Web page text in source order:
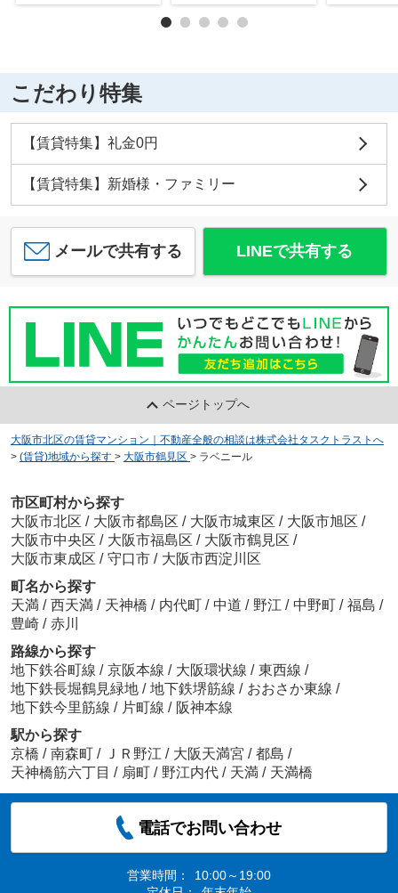
こだわり特集
【賃貸特集】礼金0円
【賃貸特集】新婚様・ファミリー
メールで共有する LINEで共有する
ページトップへ
大阪市北区の賃貸マンション｜不動産全般の相談は株式会社タスクトラストへ
> (賃貸)地域から探す > 大阪市鶴見区 > ラベニール
市区町村から探す
大阪市北区 / 大阪市都島区 / 大阪市城東区 / 大阪市旭区 /
大阪市中央区 / 大阪市福島区 / 大阪市鶴見区 /
大阪市東成区 / 守口市 / 大阪市西淀川区
町名から探す
天満 / 西天満 / 天神橋 / 内代町 / 中道 / 野江 / 中野町 / 福島 /
豊崎 / 赤川
路線から探す
地下鉄谷町線 / 京阪本線 / 大阪環状線 / 東西線 /
地下鉄長堀鶴見緑地 / 地下鉄堺筋線 / おおさか東線 /
地下鉄今里筋線 / 片町線 / 阪神本線
駅から探す
京橋 / 南森町 / ＪＲ野江 / 大阪天満宮 / 都島 /
天神橋筋六丁目 / 扇町 / 野江内代 / 天満 / 天満橋
電話でお問い合わせ
営業時間：
10:00～19:00